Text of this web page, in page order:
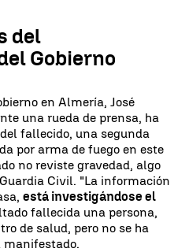
del
Gobierno
en Almería, José
una rueda de prensa, ha
fallecido, una segunda
por arma de fuego en este
no reviste gravedad, algo
Civil. "La información
está investigándose el
fallecida una persona,
de salud, pero no se ha
manifestado.